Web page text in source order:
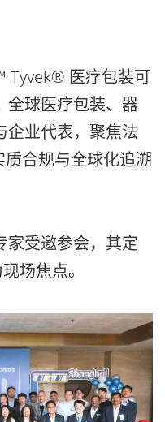
Tyvek® 医疗包装可
全球医疗包装、器
业代表， 聚焦法
合规与全球化追溯
家受邀参会，其定
场焦点。